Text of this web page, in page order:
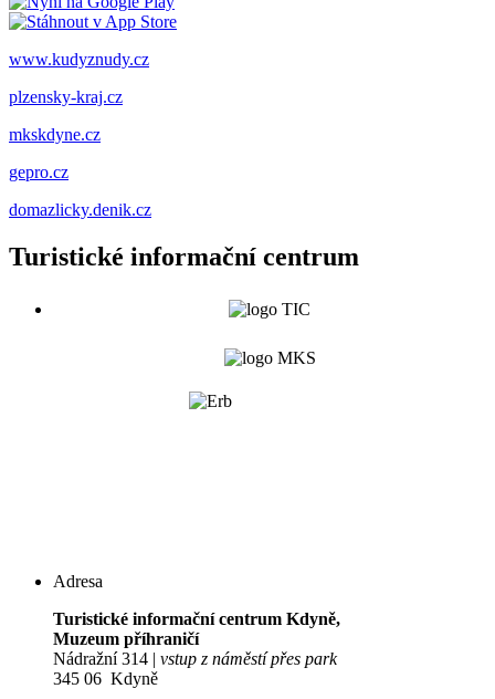
www.kudyznudy.cz
plzensky-kraj.cz
mkskdyne.cz
gepro.cz
domazlicky.denik.cz
Turistické informační centrum
Adresa
Turistické informační centrum Kdyně,
Muzeum příhraničí
Nádražní 314 | vstup z náměstí přes park
345 06 Kdyně